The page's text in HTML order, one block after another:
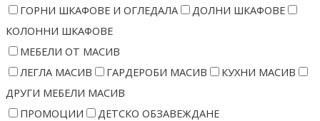
ГОРНИ ШКАФОВЕ И ОГЛЕДАЛА
ДОЛНИ ШКАФОВЕ
КОЛОННИ ШКАФОВЕ
МЕБЕЛИ ОТ МАСИВ
ЛЕГЛА МАСИВ
ГАРДЕРОБИ МАСИВ
КУХНИ МАСИВ
ДРУГИ МЕБЕЛИ МАСИВ
ПРОМОЦИИ
ДЕТСКО ОБЗАВЕЖДАНЕ